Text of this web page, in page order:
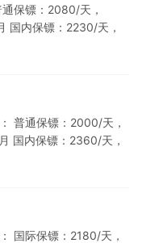
保镖：2080/天，
国内保镖：2230/天，
普通保镖：2000/天，
国内保镖：2360/天，
国际保镖：2180/天，